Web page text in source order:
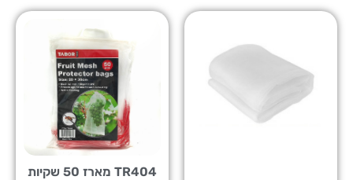
TR404 מארז 50 שקיות